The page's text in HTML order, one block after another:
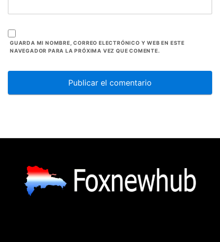
GUARDA MI NOMBRE, CORREO ELECTRÓNICO Y WEB EN ESTE
NAVEGADOR PARA LA PRÓXIMA VEZ QUE COMENTE.